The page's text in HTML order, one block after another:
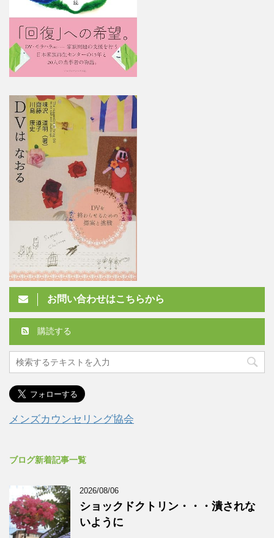
お問い合わせはこちらから
購読する
メンズカウンセリング協会
ブログ新着記事一覧
2026/08/06
ショックドクトリン・・・潰されな
いように